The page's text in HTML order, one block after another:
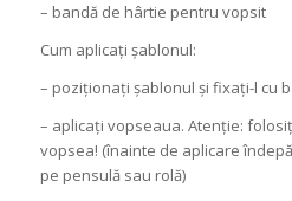
– bandă de hârtie pentru vopsit
Cum aplicați șablonul:
– poziționați șablonul și fixați-l cu
– aplicați vopseaua. Atenție:
vopsea! (înainte de aplicare
pe pensulă sau rolă)